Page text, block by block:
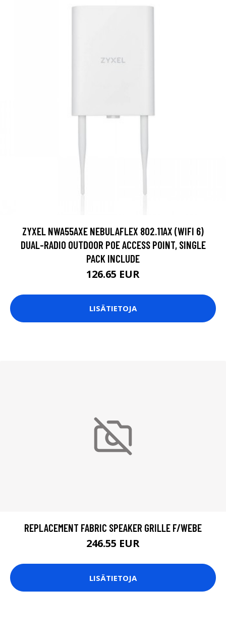
ZYXEL NWA55AXE NEBULAFLEX 802.11AX (WIFI 6)
DUAL-RADIO OUTDOOR POE ACCESS POINT, SINGLE
PACK INCLUDE
126.65 EUR
LISÄTIETOJA
REPLACEMENT FABRIC SPEAKER GRILLE F/WEBE
246.55 EUR
LISÄTIETOJA